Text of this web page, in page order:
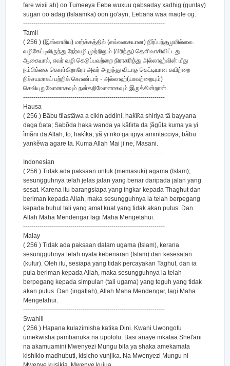
fare wixii ah) oo Tumeeya Eebe wuxuu qabsaday xadhig (guntay)
sugan oo adag (Islaamka) oon go'ayn, Eebana waa maqle og.
---------------------------------------------------------------------
Tamil
( 256 ) (இஸ்லாமிய) மார்க்கத்தில் (எவ்வகையான) நிர்ப்பந்தமுமில்லை.
வழிகேட்டிலிருந்து நேர்வழி முற்றிலும் (பிரிந்து) தெளிவாகிவிட்டது.
ஆகையால், எவர் வழி கெடுப்பவற்றை நிராகரித்து அல்லாஹ்வின் மீது
நம்பிக்கை கொள்கிறாரோ அவர் அறுந்து விடாத கெட்டியான கயிற்றை
நிச்சயமாகப் பற்றிக் கொண்டார் - அல்லாஹ்(யாவற்றையும்)
செவியுறுவோனாகவும் நன்கறிவோனாகவும் இருக்கின்றான்.
---------------------------------------------------------------------
Hausa
( 256 ) Bãbu tĩlastãwa a cikin addini, haƙĩƙa shiriya tã bayyana
daga ɓata; Sabõda haka wanda ya kãfirta da ¦ãgũta kuma ya yi
ĩmãni da Allah, to, haƙĩƙa, yã yi riƙo ga igiya amintacciya, bãbu
yankẽwa agare ta. Kuma Allah Mai ji ne, Masani.
---------------------------------------------------------------------
Indonesian
( 256 ) Tidak ada paksaan untuk (memasuki) agama (Islam);
sesungguhnya telah jelas jalan yang benar daripada jalan yang
sesat. Karena itu barangsiapa yang ingkar kepada Thaghut dan
beriman kepada Allah, maka sesungguhnya ia telah berpegang
kepada buhul tali yang amat kuat yang tidak akan putus. Dan
Allah Maha Mendengar lagi Maha Mengetahui.
---------------------------------------------------------------------
Malay
( 256 ) Tidak ada paksaan dalam ugama (Islam), kerana
sesungguhnya telah nyata kebenaran (Islam) dari kesesatan
(kufur). Oleh itu, sesiapa yang tidak percayakan Taghut, dan ia
pula beriman kepada Allah, maka sesungguhnya ia telah
berpegang kepada simpulan (tali ugama) yang teguh yang tidak
akan putus. Dan (ingatlah), Allah Maha Mendengar, lagi Maha
Mengetahui.
---------------------------------------------------------------------
Swahili
( 256 ) Hapana kulazimisha katika Dini. Kwani Uwongofu
umekwisha pambanuka na upotofu. Basi anaye mkataa Shet'ani
na akamuamini Mwenyezi Mungu bila ya shaka amekamata
kishikio madhubuti, kisicho vunjika. Na Mwenyezi Mungu ni